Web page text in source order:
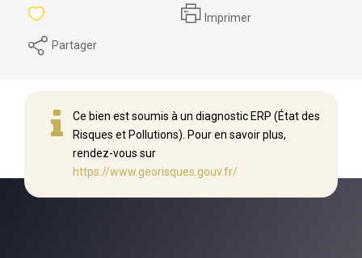
Imprimer
Partager
Ce bien est soumis à un diagnostic ERP (État des
Risques et Pollutions). Pour en savoir plus,
rendez-vous sur
https://www.georisques.gouv.fr/